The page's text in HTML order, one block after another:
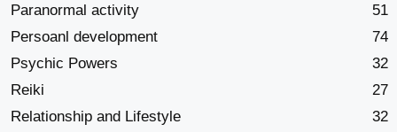
Paranormal activity
51
Persoanl development
74
Psychic Powers
32
Reiki
27
Relationship and Lifestyle
32